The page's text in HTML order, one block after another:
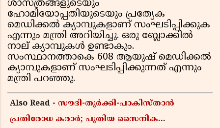
ശാസ്ത്രങ്ങളുടെയും
ഹോമിയോപ്പതിയുടെയും പ്രത്യേക
മെഡിക്കല്‍ ക്യാമ്പുകളാണ് സംഘടിപ്പിക്കുക
എന്നും മന്ത്രി അറിയിച്ചു. ഒരു ബ്ലോക്കില്‍
നാല് ക്യാമ്പുകള്‍ ഉണ്ടാകും.
സംസ്ഥാനത്താകെ 608 ആയുഷ് മെഡിക്കല്‍
ക്യാമ്പുകളാണ് സംഘടിപ്പിക്കുന്നത് എന്നും
മന്ത്രി പറഞ്ഞു.
Also Read - സൗദി-തുർക്കി-പാകിസ്താൻ
പ്രതിരോധ കരാർ; പുതിയ സൈനിക